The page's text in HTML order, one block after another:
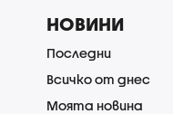
НОВИНИ
Последни
Всичко от днес
Моята новина